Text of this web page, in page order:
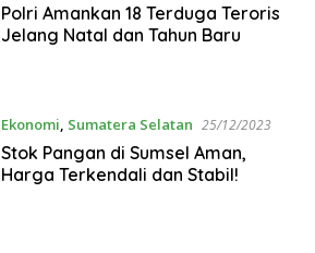
Polri Amankan 18 Terduga Teroris
Jelang Natal dan Tahun Baru
Ekonomi, Sumatera Selatan 25/12/2023
Stok Pangan di Sumsel Aman,
Harga Terkendali dan Stabil!